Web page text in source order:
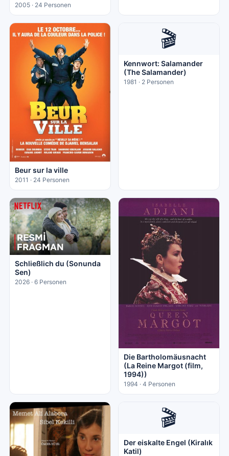
2005 · 24 Personen
Beur sur la ville
2011 · 24 Personen
🎬
Kennwort: Salamander
(The Salamander)
1981 · 2 Personen
Schließlich du (Sonunda
Sen)
2026 · 6 Personen
Die Bartholomäusnacht
(La Reine Margot (film,
1994))
1994 · 4 Personen
🎬
Der eiskalte Engel (Kiralık
Katil)